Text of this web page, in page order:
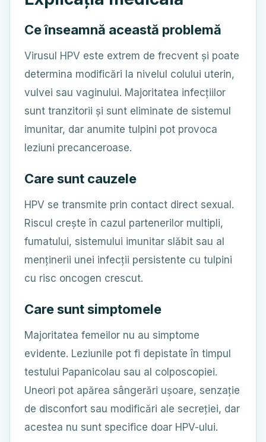
Ce înseamnă această problemă
Virusul HPV este extrem de frecvent și poate
determina modificări la nivelul colului uterin,
vulvei sau vaginului. Majoritatea infecțiilor
sunt tranzitorii și sunt eliminate de sistemul
imunitar, dar anumite tulpini pot provoca
leziuni precanceroase.
Care sunt cauzele
HPV se transmite prin contact direct sexual.
Riscul crește în cazul partenerilor multipli,
fumatului, sistemului imunitar slăbit sau al
menținerii unei infecții persistente cu tulpini
cu risc oncogen crescut.
Care sunt simptomele
Majoritatea femeilor nu au simptome
evidente. Leziunile pot fi depistate în timpul
testului Papanicolau sau al colposcopiei.
Uneori pot apărea sângerări ușoare, senzație
de disconfort sau modificări ale secreției, dar
acestea nu sunt specifice doar HPV-ului.